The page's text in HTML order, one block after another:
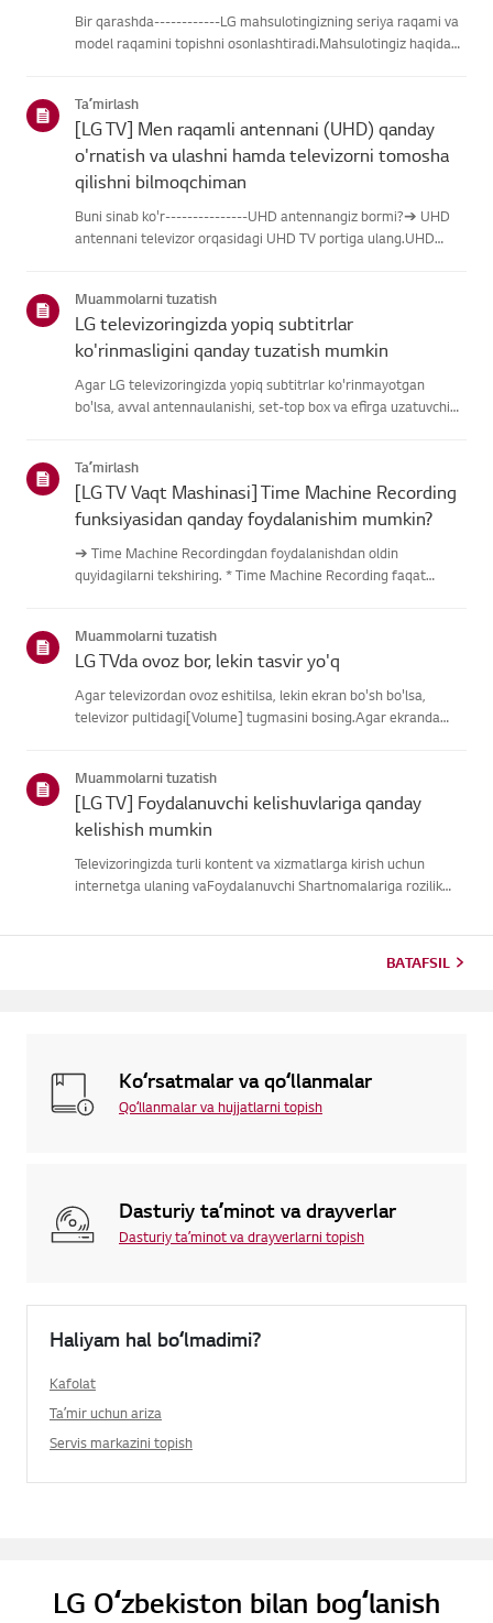
Bir qarashda------------LG mahsulotingizning seriya raqami va
model raqamini topishni osonlashtiradi.Mahsulotingiz haqidagi
Taʼmirlash
[LG TV] Men raqamli antennani (UHD) qanday
o'rnatish va ulashni hamda televizorni tomosha
qilishni bilmoqchiman
Buni sinab ko'r---------------UHD antennangiz bormi?➔ UHD
antennani televizor orqasidagi UHD TV portiga ulang.UHD
joyga o'rn...
Muammolarni tuzatish
LG televizoringizda yopiq subtitrlar
ko'rinmasligini qanday tuzatish mumkin
Agar LG televizoringizda yopiq subtitrlar ko'rinmayotgan
bo'lsa, avval antennaulanishi, set-top box va efirga uzatuvchi
Taʼmirlash
[LG TV Vaqt Mashinasi] Time Machine Recording
funksiyasidan qanday foydalanishim mumkin?
➔ Time Machine Recordingdan foydalanishdan oldin
quyidagilarni tekshiring. * Time Machine Recording faqat
qurilmalariga ulangan ...
Muammolarni tuzatish
LG TVda ovoz bor, lekin tasvir yo'q
Agar televizordan ovoz eshitilsa, lekin ekran bo'sh bo'lsa,
televizor pultidagi[Volume] tugmasini bosing.Agar ekranda
mumkin.Muammo tashqi quril...
Muammolarni tuzatish
[LG TV] Foydalanuvchi kelishuvlariga qanday
kelishish mumkin
Televizoringizda turli kontent va xizmatlarga kirish uchun
internetga ulaning vaFoydalanuvchi Shartnomalariga rozilik
BATAFSIL
Koʻrsatmalar va qoʻllanmalar
Qoʻllanmalar va hujjatlarni topish
Dasturiy taʼminot va drayverlar
Dasturiy taʼminot va drayverlarni topish
Haliyam hal boʻlmadimi?
Kafolat
Taʼmir uchun ariza
Servis markazini topish
LG Oʻzbekiston bilan bogʻlanish